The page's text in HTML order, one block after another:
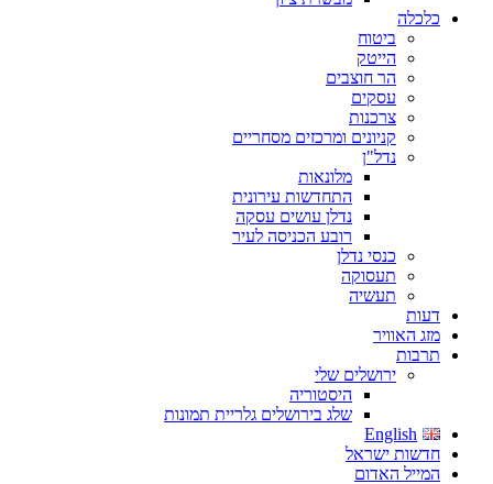
כלכלה
ביטוח
הייטק
הר חוצבים
עסקים
צרכנות
קניונים ומרכזים מסחריים
נדל"ן
מלונאות
התחדשות עירונית
נדלן עושים עסקה
רובע הכניסה לעיר
כנסי נדלן
תעסוקה
תעשיה
דעות
מזג האוויר
תרבות
ירושלים שלי
היסטוריה
שלג בירושלים גלריית תמונות
English
חדשות ישראל
המייל האדום